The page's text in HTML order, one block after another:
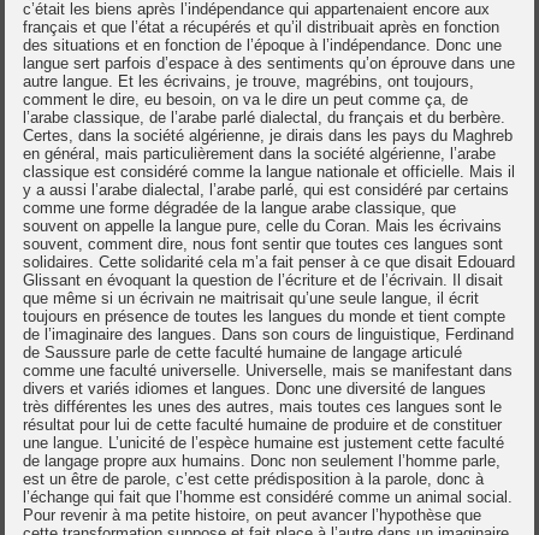
c’était les biens après l’indépendance qui appartenaient encore aux
français et que l’état a récupérés et qu’il distribuait après en fonction
des situations et en fonction de l’époque à l’indépendance. Donc une
langue sert parfois d’espace à des sentiments qu’on éprouve dans une
autre langue. Et les écrivains, je trouve, magrébins, ont toujours,
comment le dire, eu besoin, on va le dire un peut comme ça, de
l’arabe classique, de l’arabe parlé dialectal, du français et du berbère.
Certes, dans la société algérienne, je dirais dans les pays du Maghreb
en général, mais particulièrement dans la société algérienne, l’arabe
classique est considéré comme la langue nationale et officielle. Mais il
y a aussi l’arabe dialectal, l’arabe parlé, qui est considéré par certains
comme une forme dégradée de la langue arabe classique, que
souvent on appelle la langue pure, celle du Coran. Mais les écrivains
souvent, comment dire, nous font sentir que toutes ces langues sont
solidaires. Cette solidarité cela m’a fait penser à ce que disait Edouard
Glissant en évoquant la question de l’écriture et de l’écrivain. Il disait
que même si un écrivain ne maitrisait qu’une seule langue, il écrit
toujours en présence de toutes les langues du monde et tient compte
de l’imaginaire des langues. Dans son cours de linguistique, Ferdinand
de Saussure parle de cette faculté humaine de langage articulé
comme une faculté universelle. Universelle, mais se manifestant dans
divers et variés idiomes et langues. Donc une diversité de langues
très différentes les unes des autres, mais toutes ces langues sont le
résultat pour lui de cette faculté humaine de produire et de constituer
une langue. L’unicité de l’espèce humaine est justement cette faculté
de langage propre aux humains. Donc non seulement l’homme parle,
est un être de parole, c’est cette prédisposition à la parole, donc à
l’échange qui fait que l’homme est considéré comme un animal social.
Pour revenir à ma petite histoire, on peut avancer l’hypothèse que